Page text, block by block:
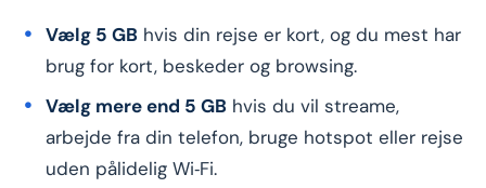
Vælg 5 GB hvis din rejse er kort, og du mest har
brug for kort, beskeder og browsing.
Vælg mere end 5 GB hvis du vil streame,
arbejde fra din telefon, bruge hotspot eller rejse
uden pålidelig Wi‑Fi.